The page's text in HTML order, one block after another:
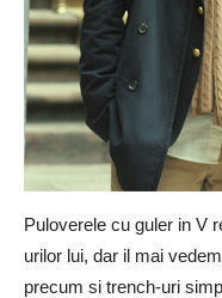
Puloverele cu guler in V
urilor lui, dar il mai
precum si trench-uri